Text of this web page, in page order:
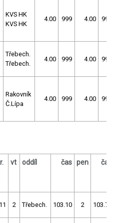
KVS HK
KVS HK
4.00 999 4.00 999
Třebech.
Třebech.
4.00 999 4.00 999
Rakovník
Č.Lípa
4.00 999 4.00 999
vt oddíl čas pen čas
2 Třebech. 103.10 2 103.70